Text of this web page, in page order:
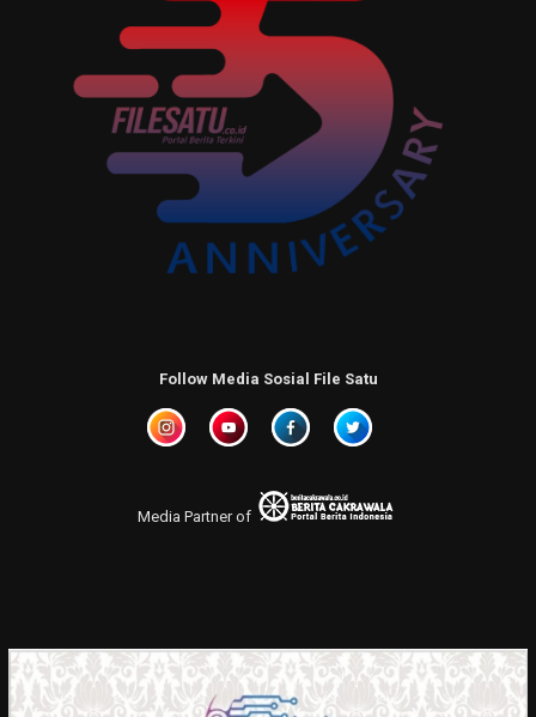
Follow Media Sosial File Satu
Media Partner of